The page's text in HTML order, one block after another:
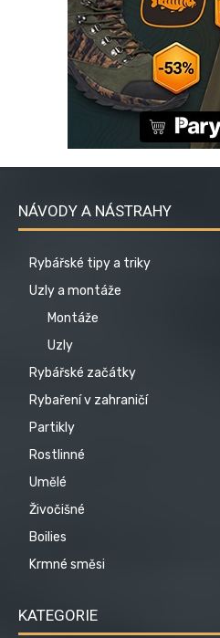
NÁVODY A NÁSTRAHY
Rybářské tipy a triky
Uzly a montáže
Montáže
Uzly
Rybářské začátky
Rybaření v zahraničí
Partikly
Rostlinné
Umělé
Živočišné
Boilies
Krmné směsi
KATEGORIE